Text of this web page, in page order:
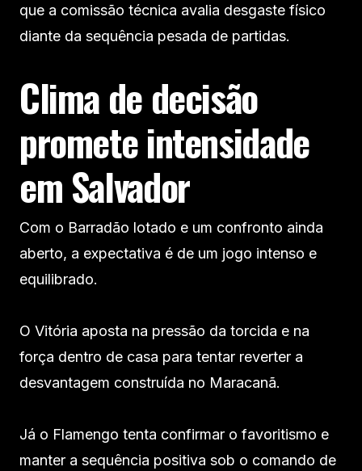
que a comissão técnica avalia desgaste físico
diante da sequência pesada de partidas.
Clima de decisão
promete intensidade
em Salvador
Com o Barradão lotado e um confronto ainda
aberto, a expectativa é de um jogo intenso e
equilibrado.
O Vitória aposta na pressão da torcida e na
força dentro de casa para tentar reverter a
desvantagem construída no Maracanã.
Já o Flamengo tenta confirmar o favoritismo e
manter a sequência positiva sob o comando de